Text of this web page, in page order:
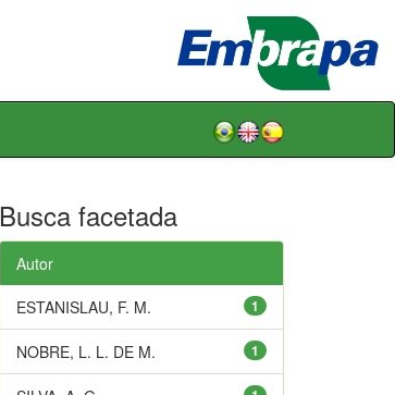
Busca facetada
Autor
1
ESTANISLAU, F. M.
1
NOBRE, L. L. DE M.